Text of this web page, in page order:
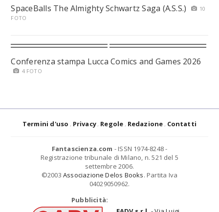
SpaceBalls The Almighty Schwartz Saga (A.S.S.)
10
FOTO
Conferenza stampa Lucca Comics and Games 2026
4 FOTO
Termini d'uso Privacy Regole Redazione Contatti
Fantascienza.com - ISSN 1974-8248 -
Registrazione tribunale di Milano, n. 521 del 5
settembre 2006.
©2003 Associazione Delos Books. Partita Iva
04029050962.
Pubblicità: